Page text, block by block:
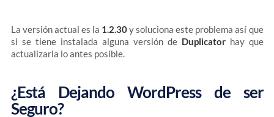
La versión actual es la 1.2.30y soluciona este problema así que
si se tiene instalada alguna versión de Duplicatorhay que
actualizarla lo antes posible.
¿Está Dejando WordPress de ser
Seguro?